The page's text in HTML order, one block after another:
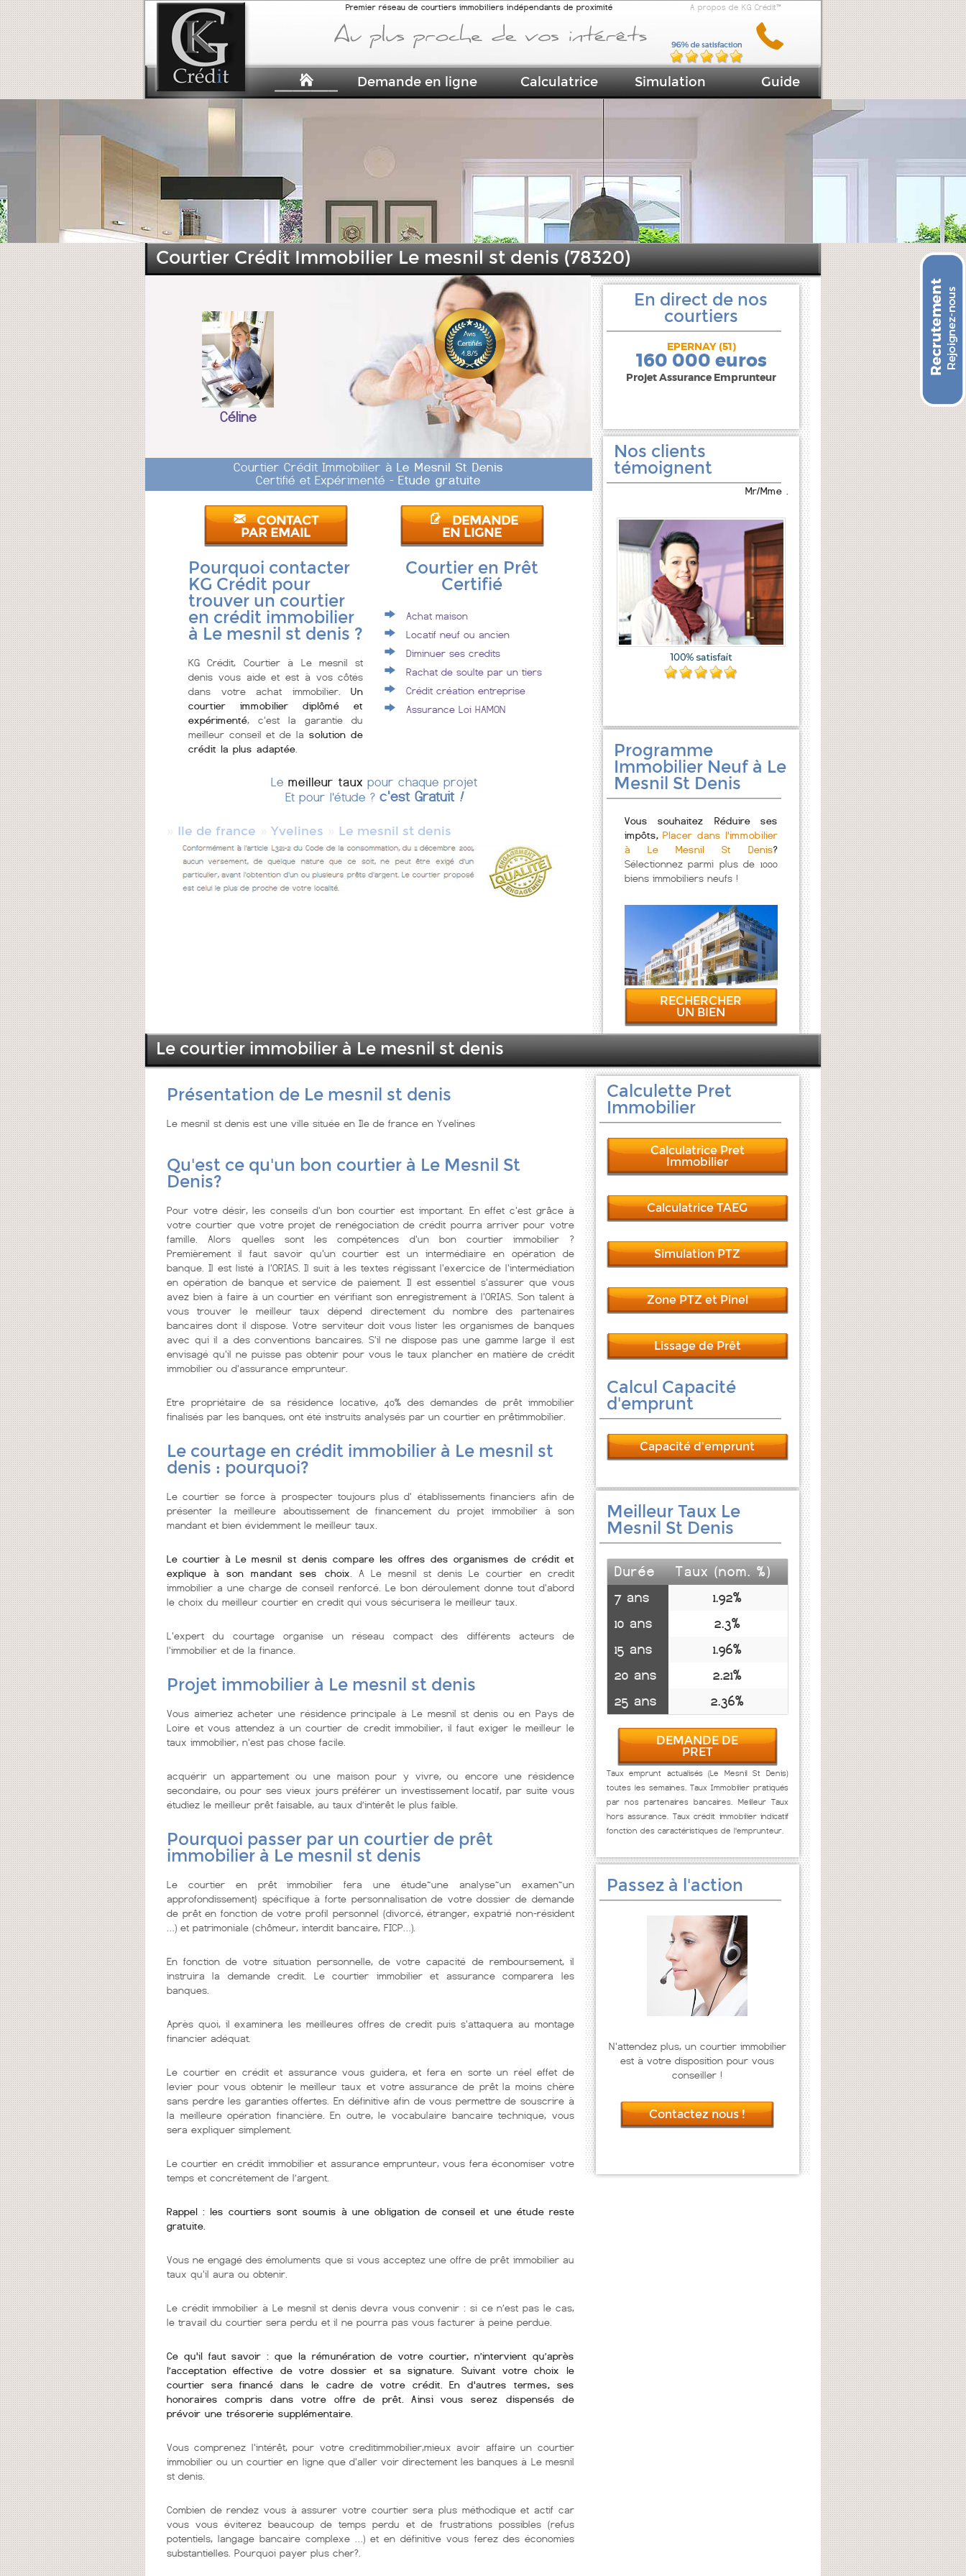
Courtier Crédit Immobilier Le mesnil st denis (78320)
Céline
Courtier Crédit Immobilier àLe Mesnil St Denis
Certifié et Expérimenté -Etude gratuite
CONTACT
PAR EMAIL
DEMANDE
EN LIGNE
Pourquoi contacter
KG Crédit pour
trouver un courtier
en crédit immobilier
à Le mesnil st denis ?
KG Crédit, Courtier à Le mesnil st
denis vous aide et est à vos côtés
dans votre achat immobilier.Un
courtier immobilier diplômé et
expérimenté, c'est la garantie du
meilleur conseil et de la solution de
crédit la plus adaptée
Courtier en Prêt
Certifié
Achat maison
Locatif neuf ou ancien
Diminuer ses credits
Rachat de soulte par un tiers
Crédit création entreprise
Assurance Loi HAMON
Le meilleur taux pour chaque projet
Et pour l'étude ?c'est Gratuit !
Ile de france Yvelines Le mesnil st denis
En direct de nos
courtiers
150 000 euros
EPERNAY (51)
160 000 euros
Projet Assurance Emprunteur
240 000 euros
Nos clients
témoignent
Mr/Mme .
Programme
Immobilier Neuf à Le
Mesnil St Denis
Vous souhaitez Réduire ses
impôts,Placer dans l'immobilier
à Le Mesnil St Denis?
Sélectionnez parmi plus de 1000
biens immobiliers neufs !
RECHERCHER
UN BIEN
Le courtier immobilier à Le mesnil st denis
Présentation de Le mesnil st denis
Le mesnil st denis est une ville située en Ile de france en Yvelines
Qu'est ce qu'un bon courtier à Le Mesnil St
Denis?
Pour votre désir, les conseils d'un bon courtier est important. En effet c'est grâce à
votre courtier que votre projet de renégociation de crédit pourra arriver pour votre
famille. Alors quelles sont les compétences d'un bon courtier immobilier ?
Premièrement il faut savoir qu'un courtier est un intermédiaire en opération de
banque. Il est listé à l'ORIAS. Il suit à les textes régissant l'exercice de l'intermédiation
en opération de banque et service de paiement. Il est essentiel s'assurer que vous
avez bien à faire à un courtier en vérifiant son enregistrement à l'ORIAS. Son talent à
vous trouver le meilleur taux dépend directement du nombre des partenaires
bancaires dont il dispose. Votre serviteur doit vous lister les organismes de banques
avec qui il a des conventions bancaires. S'il ne dispose pas une gamme large il est
envisagé qu'il ne puisse pas obtenir pour vous le taux plancher en matière de crédit
immobilier ou d'assurance emprunteur.
Etre propriétaire de sa résidence locative, 40% des demandes de prêt immobilier
finalisés par les banques, ont été instruits analysés par un courtier en prêtimmobilier.
Le courtage en crédit immobilier à Le mesnil st
denis : pourquoi?
Le courtier se force à prospecter toujours plus d' établissements financiers afin de
présenter la meilleure aboutissement de financement du projet immobilier à son
mandant et bien évidemment le meilleur taux.
Le courtier à Le mesnil st denis compare les offres des organismes de crédit et
explique à son mandant ses choix . A Le mesnil st denis Le courtier en credit
immobilier a une charge de conseil renforcé. Le bon déroulement donne tout d'abord
le choix du meilleur courtier en credit qui vous sécurisera le meilleur taux.
L'expert du courtage organise un réseau compact des différents acteurs de
l'immobilier et de la finance.
Projet immobilier à Le mesnil st denis
Vous aimeriez acheter une résidence principale à Le mesnil st denis ou en Pays de
Loire et vous attendez à un courtier de credit immobilier, il faut exiger le meilleur le
taux immobilier, n'est pas chose facile.
acquérir un appartement ou une maison pour y vivre, ou encore une résidence
secondaire, ou pour ses vieux jours préférer un investissement locatif, par suite vous
étudiez le meilleur prêt faisable, au taux d’intérêt le plus faible.
Pourquoi passer par un courtier de prêt
immobilier à Le mesnil st denis
Le courtier en prêt immobilier fera une étude~une analyse~un examen~un
approfondissement} spécifique à forte personnalisation de votre dossier de demande
de prêt en fonction de votre profil personnel (divorcé, étranger, expatrié non-résident
…) et patrimoniale (chômeur, interdit bancaire, FICP…).
En fonction de votre situation personnelle, de votre capacité de remboursement, il
instruira la demande credit. Le courtier immobilier et assurance comparera les
banques.
Après quoi, il examinera les meilleures offres de credit puis s'attaquera au montage
financier adéquat.
Le courtier en crédit et assurance vous guidera, et fera en sorte un réel effet de
levier pour vous obtenir le meilleur taux et votre assurance de prêt la moins chère
sans perdre les garanties offertes. En définitive afin de vous permettre de souscrire à
la meilleure opération financière. En outre, le vocabulaire bancaire technique, vous
sera expliquer simplement.
Le courtier en crédit immobilier et assurance emprunteur, vous fera économiser votre
temps et concrétement de l’argent.
Rappel : les courtiers sont soumis à une obligation de conseil et une étude reste
gratuite.
Vous ne engagé des émoluments que si vous acceptez une offre de prêt immobilier au
taux qu'il aura ou obtenir.
Le crédit immobilier à Le mesnil st denis devra vous convenir : si ce n’est pas le cas,
le travail du courtier sera perdu et il ne pourra pas vous facturer à peine perdue.
Ce qu'il faut savoir : que la rémunération de votre courtier, n’intervient qu’après
l’acceptation effective de votre dossier et sa signature. Suivant votre choix le
courtier sera financé dans le cadre de votre crédit. En d'autres termes, ses
honoraires compris dans votre offre de prêt. Ainsi vous serez dispensés de
prévoir une trésorerie supplémentaire.
Vous comprenez l'intérêt, pour votre creditimmobilier,mieux avoir affaire un courtier
immobilier ou un courtier en ligne que d'aller voir directement les banques à Le mesnil
st denis.
Combien de rendez vous à assurer votre courtier sera plus méthodique et actif car
vous vous éviterez beaucoup de temps perdu et de frustrations possibles (refus
potentiels, langage bancaire complexe …) et en définitive vous ferez des économies
substantielles. Pourquoi payer plus cher?.
Calculette Pret
Immobilier
Calculatrice Pret
Immobilier
Calculatrice TAEG
Simulation PTZ
Zone PTZ et Pinel
Lissage de Prêt
Calcul Capacité
d'emprunt
Capacité d'emprunt
Meilleur Taux Le
Mesnil St Denis
Durée
Taux (nom. %)
7 ans
1.92%
10 ans
2.3%
15 ans
1.96%
20 ans
2.21%
25 ans
2.36%
DEMANDE DE
PRET
Taux emprunt actualisés (Le Mesnil St Denis)
toutes les semaines. Taux Immobilier pratiqués
par nos partenaires bancaires. Meilleur Taux
hors assurance. Taux crédit immobilier indicatif
fonction des caractéristiques de l'emprunteur.
Passez à l'action
N'attendez plus, un courtier immobilier
est à votre disposition pour vous
conseiller !
Contactez nous !
Premier réseau de courtiers immobiliers indépendants de proximité A propos de KG Crédit™
Demande en ligne Calculatrice Simulation Guide